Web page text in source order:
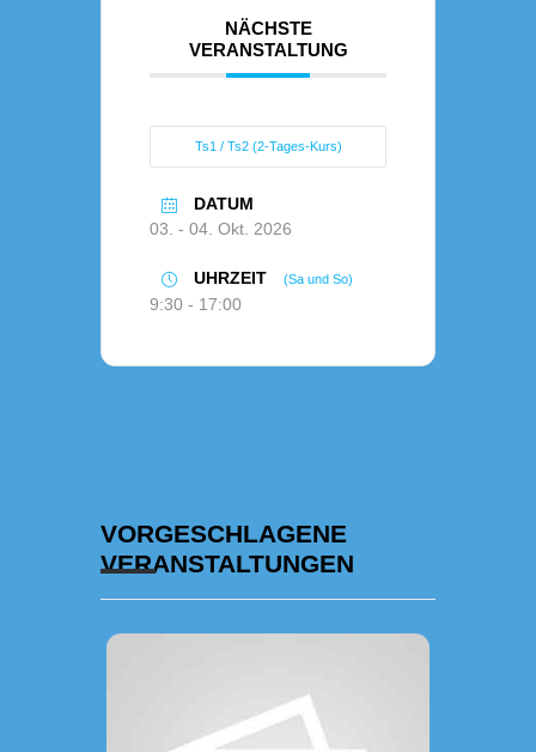
NÄCHSTE
VERANSTALTUNG
Ts1 / Ts2 (2-Tages-Kurs)
DATUM
03. - 04. Okt. 2026
UHRZEIT (Sa und So)
9:30 - 17:00
VORGESCHLAGENE
VERANSTALTUNGEN